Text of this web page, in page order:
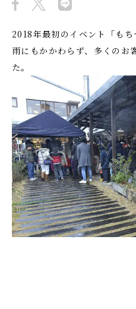
2018年最初のイベント「もち
雨にもかかわらず、多くのお
た。